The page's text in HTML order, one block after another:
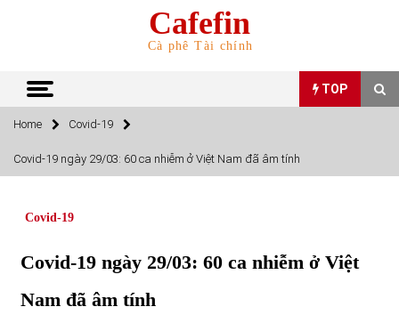
Cafefin
Cà phê Tài chính
TOP
TOP
Top 10 mặt hàng Việt Nam nhập khẩu nhiều nhất tháng
15/06/2022
Home Covid-19
Covid-19 ngày 29/03: 60 ca nhiễm ở Việt Nam đã âm tính
Covid-19
Covid-19 ngày 29/03: 60 ca nhiễm ở Việt
Nam đã âm tính